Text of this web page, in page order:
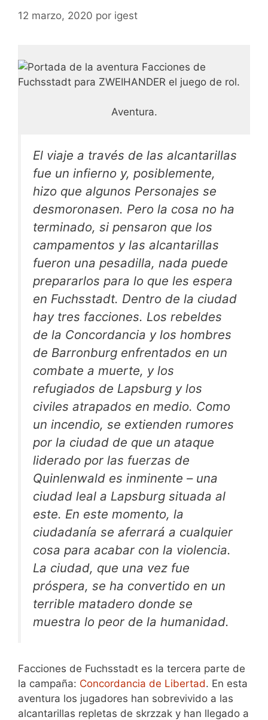
12 marzo, 2020 por igest
Aventura.
El viaje a través de las alcantarillas
fue un infierno y, posiblemente,
hizo que algunos Personajes se
desmoronasen. Pero la cosa no ha
terminado, si pensaron que los
campamentos y las alcantarillas
fueron una pesadilla, nada puede
prepararlos para lo que les espera
en Fuchsstadt. Dentro de la ciudad
hay tres facciones. Los rebeldes
de la Concordancia y los hombres
de Barronburg enfrentados en un
combate a muerte, y los
refugiados de Lapsburg y los
civiles atrapados en medio. Como
un incendio, se extienden rumores
por la ciudad de que un ataque
liderado por las fuerzas de
Quinlenwald es inminente – una
ciudad leal a Lapsburg situada al
este. En este momento, la
ciudadanía se aferrará a cualquier
cosa para acabar con la violencia.
La ciudad, que una vez fue
próspera, se ha convertido en un
terrible matadero donde se
muestra lo peor de la humanidad.
Facciones de Fuchsstadt es la tercera parte de
la campaña: Concordancia de Libertad. En esta
aventura los jugadores han sobrevivido a las
alcantarillas repletas de skrzzak y han llegado a